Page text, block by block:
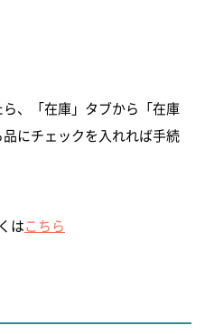
、「在庫」タブから「在庫
にチェックを入れれば手続
は こちら